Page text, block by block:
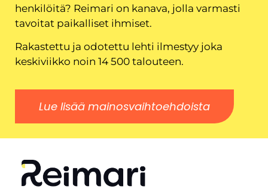
henkilöitä? Reimari on kanava, jolla varmasti
tavoitat paikalliset ihmiset.
Rakastettu ja odotettu lehti ilmestyy joka
keskiviikko noin 14 500 talouteen.
Lue lisää mainosvaihtoehdoista